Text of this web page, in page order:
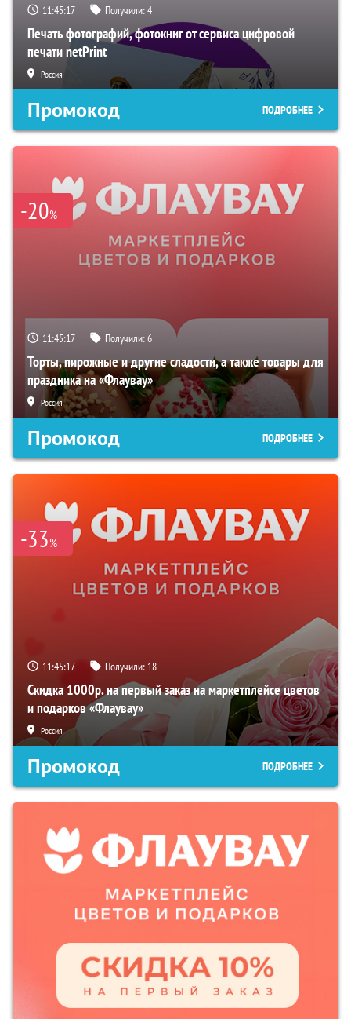
11:45:16 Получили:4
Печать фотографий, фотокниг от сервиса цифровой
печати netPrint
Россия
Промокод ПОДРОБНЕЕ
-20%
11:45:16 Получили:6
Торты, пирожные и другие сладости, а также товары для
праздника на «Флаувау»
Россия
Промокод ПОДРОБНЕЕ
-33%
11:45:16 Получили: 18
Скидка 1000р. на первый заказ на маркетплейсе цветов
и подарков «Флаувау»
Россия
Промокод ПОДРОБНЕЕ